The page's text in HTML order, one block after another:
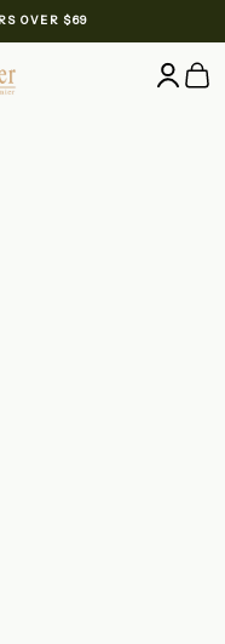
OVER $69
International Website
Login
Cart